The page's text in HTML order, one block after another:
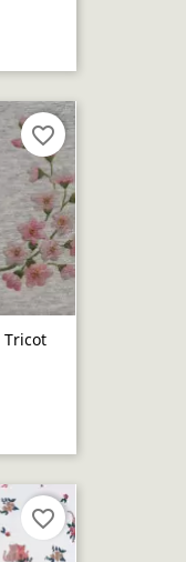
Tricot
favorite_border
favorite_border